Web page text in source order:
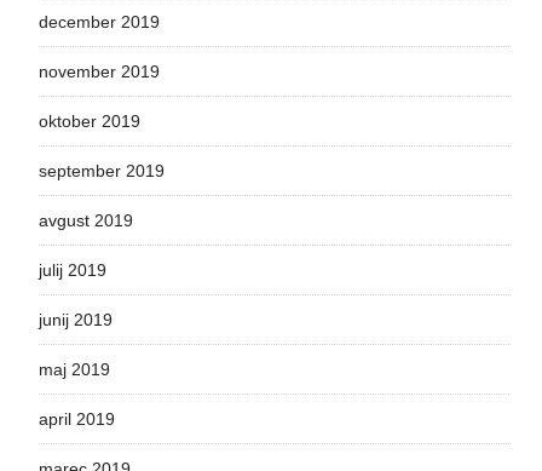
december 2019
november 2019
oktober 2019
september 2019
avgust 2019
julij 2019
junij 2019
maj 2019
april 2019